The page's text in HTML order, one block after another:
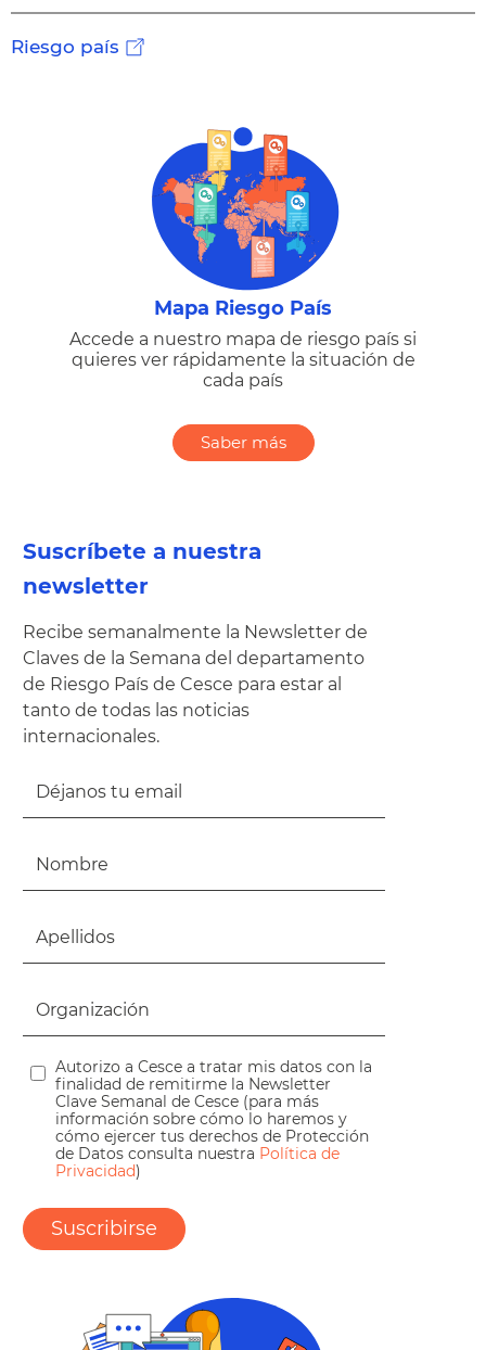
Riesgo país
Mapa Riesgo País
Accede a nuestro mapa de riesgo país si
quieres ver rápidamente la situación de
cada país
Saber más
Suscríbete a nuestra
newsletter
Recibe semanalmente la Newsletter de
Claves de la Semana del departamento
de Riesgo País de Cesce para estar al
tanto de todas las noticias
internacionales.
Autorizo a Cesce a tratar mis datos con la
finalidad de remitirme la Newsletter
Clave Semanal de Cesce (para más
información sobre cómo lo haremos y
cómo ejercer tus derechos de Protección
de Datos consulta nuestra Política de
Privacidad)